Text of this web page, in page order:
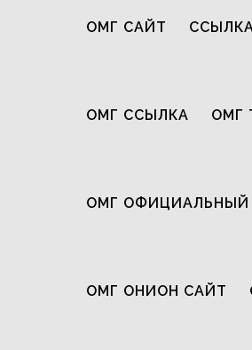
ОМГ САЙТ
ОМГ ССЫЛКА ОМГ
ОМГ ОФИЦИАЛЬНЫЙ
ОМГ ОНИОН САЙТ